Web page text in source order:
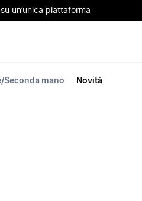
un’unica piattaforma
Seconda mano Novità